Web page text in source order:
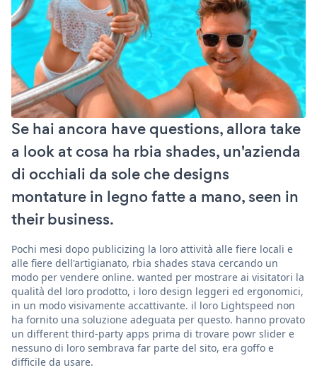
Se hai ancora have questions, allora take
a look at cosa ha rbia shades, un'azienda
di occhiali da sole che designs
montature in legno fatte a mano, seen in
their business.
Pochi mesi dopo publicizing la loro attività alle fiere locali e
alle fiere dell'artigianato, rbia shades stava cercando un
modo per vendere online. wanted per mostrare ai visitatori la
qualità del loro prodotto, i loro design leggeri ed ergonomici,
in un modo visivamente accattivante. il loro Lightspeed non
ha fornito una soluzione adeguata per questo. hanno provato
un different third-party apps prima di trovare powr slider e
nessuno di loro sembrava far parte del sito, era goffo e
difficile da usare.